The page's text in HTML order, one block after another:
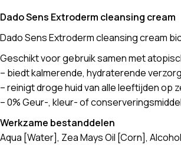
Dado Sens Extroderm cleansing cream
Dado Sens Extroderm cleansing cream
Geschikt voor gebruik samen met
– biedt kalmerende, hydraterende
– reinigt droge huid van alle leeftijden op
– 0% Geur-, kleur- of
Werkzame bestanddelen
Aqua [Water], Zea Mays Oil [Corn],